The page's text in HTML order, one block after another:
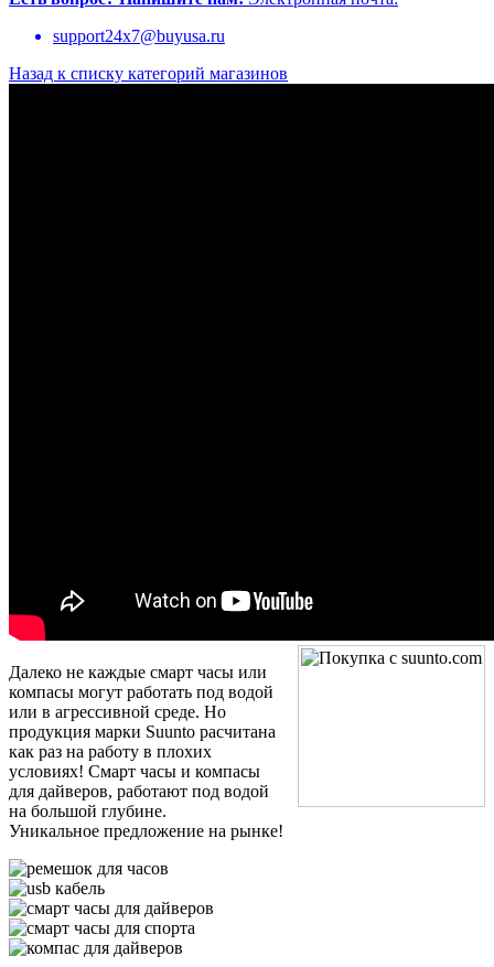
support24x7@buyusa.ru
Назад к списку категорий магазинов
Далеко не каждые смарт часы или
компасы могут работать под водой
или в агрессивной среде. Но
продукция марки Suunto расчитана
как раз на работу в плохих
условиях! Смарт часы и компасы
для дайверов, работают под водой
на большой глубине.
Уникальное предложение на рынке!